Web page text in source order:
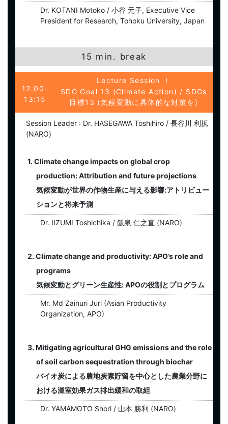
Dr. KOTANI Motoko / 小谷 元子, Executive Vice
President for Research, Tohoku University, Japan
15 min. break
12:00-
13:15
Lecture Session
SDG Goal 13 (Climate Action) / SDGs
目標13 (気候変動に具体的な対策を)
Session Leader : Dr. HASEGAWA Toshihiro / 長谷川 利拡
(NARO)
1. Climate change impacts on global crop
production: Attribution and future projections
気候変動が世界の作物生産に与える影響:アトリビュー
ションと将来予測
Dr. IIZUMI Toshichika / 飯泉 仁之直 (NARO)
2. Climate change and productivity: APO’s role and
programs
気候変動とグリーン生産性: APOの役割とプログラム
Mr. Md Zainuri Juri (Asian Productivity
Organization, APO)
3. Mitigating agricultural GHG emissions and the role
of soil carbon sequestration through biochar
バイオ炭による農地炭素貯留を中心とした農業分野に
おける温室効果ガス排出緩和の取組
Dr. YAMAMOTO Shori / 山本 勝利 (NARO)